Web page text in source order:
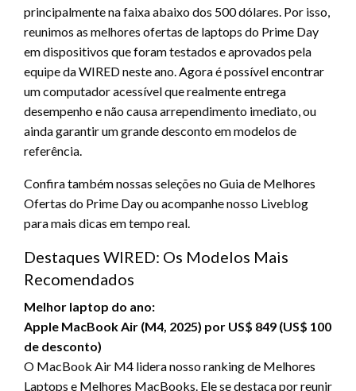
principalmente na faixa abaixo dos 500 dólares. Por isso,
reunimos as melhores ofertas de laptops do Prime Day
em dispositivos que foram testados e aprovados pela
equipe da WIRED neste ano. Agora é possível encontrar
um computador acessível que realmente entrega
desempenho e não causa arrependimento imediato, ou
ainda garantir um grande desconto em modelos de
referência.
Confira também nossas seleções no Guia de Melhores
Ofertas do Prime Day ou acompanhe nosso Liveblog
para mais dicas em tempo real.
Destaques WIRED: Os Modelos Mais
Recomendados
Melhor laptop do ano:
Apple MacBook Air (M4, 2025) por US$ 849 (US$ 100
de desconto)
O MacBook Air M4 lidera nosso ranking de Melhores
Laptops e Melhores MacBooks. Ele se destaca por reunir